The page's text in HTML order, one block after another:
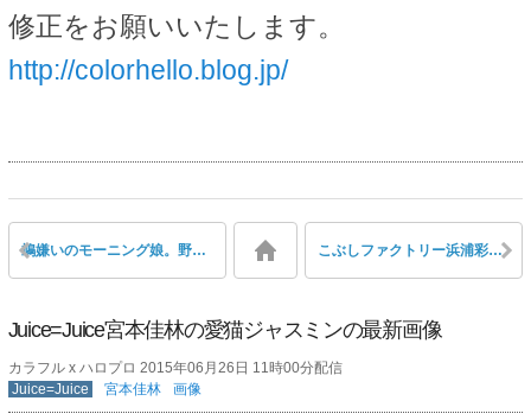
修正をお願いいたします。
http://colorhello.blog.jp/
鳩嫌いのモーニング娘。野中美希が逃げ惑う姿がVERY COMICAL！と話題 こぶしファクトリー浜浦彩乃、リーダー広瀬彩海をどう呼ぶか試行錯誤『タコひろ』『あやタコ』 広瀬彩海「なんでもいいよー笑」
Juice=Juice宮本佳林の愛猫ジャスミンの最新画像
カラフル x ハロプロ 2015年06月26日 11時00分配信
Juice=Juice
宮本佳林 画像